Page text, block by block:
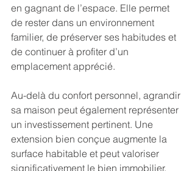
en gagnant de l’espace. Elle permet
de rester dans un environnement
familier, de préserver ses habitudes et
de continuer à profiter d’un
emplacement apprécié.
Au-delà du confort personnel, agrandir
sa maison peut également représenter
un investissement pertinent. Une
extension bien conçue augmente la
surface habitable et peut valoriser
significativement le bien immobilier.